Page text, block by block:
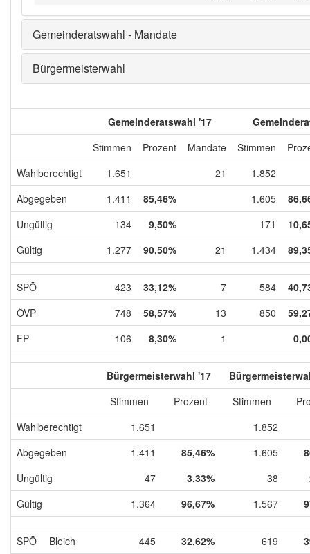
Gemeinderatswahl - Mandate
Bürgermeisterwahl
Gemeinderatswahl '17
Stimmen
Prozent Mandate Stimmen
Wahlberechtigt
1.651 21
1.852
Abgegeben
1.411 85,46% 1.605
Ungültig
134 9,50% 171
Gültig
1.277 90,50% 21 1.434
SPÖ 423 33,12% 7 584
ÖVP
748 58,57% 13 850
FP
106 8,30% 1
Bürgermeisterwahl '17
Stimmen
Prozent Stimmen
Wahlberechtigt
1.651
1.852
Abgegeben
1.411 85,46% 1.605
Ungültig
47 3,33% 38
Gültig
1.364 96,67% 1.567
SPÖ Bleich 445 32,62% 619